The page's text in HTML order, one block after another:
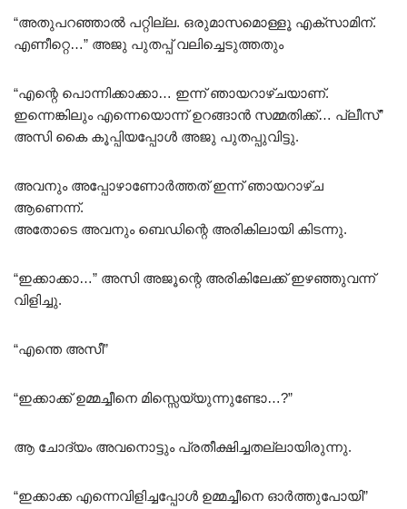
“അതുപറഞ്ഞാൽ പറ്റില്ല. ഒരുമാസമൊള്ളൂ എക്‌സാമിന്.
എണീറ്റെ…” അജു പുതപ്പ് വലിച്ചെടുത്തതും
“എന്റെ പൊന്നിക്കാക്കാ… ഇന്ന് ഞായറാഴ്ചയാണ്.
ഇന്നെങ്കിലും എന്നെയൊന്ന് ഉറങ്ങാൻ സമ്മതിക്ക്… പ്ലീസ്”
അസി കൈ കൂപ്പിയപ്പോൾ അജു പുതപ്പുവിട്ടു.
അവനും അപ്പോഴാണോർത്തത് ഇന്ന് ഞായറാഴ്ച
ആണെന്ന്.
അതോടെ അവനും ബെഡിന്റെ അരികിലായി കിടന്നു.
“ഇക്കാക്കാ…” അസി അജൂന്റെ അരികിലേക്ക് ഇഴഞ്ഞുവന്ന്
വിളിച്ചു.
“എന്തെ അസീ”
“ഇക്കാക്ക് ഉമ്മച്ചീനെ മിസ്സെയ്യുന്നുണ്ടോ…?”
ആ ചോദ്യം അവനൊട്ടും പ്രതീക്ഷിച്ചതല്ലായിരുന്നു.
“ഇക്കാക്ക എന്നെവിളിച്ചപ്പോൾ ഉമ്മച്ചീനെ ഓർത്തുപോയി”